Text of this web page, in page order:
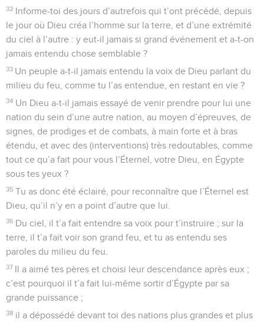
32 Informe-toi des jours d’autrefois qui t’ont précédé, depuis
le jour où Dieu créa l’homme sur la terre, et d’une extrémité
du ciel à l’autre : y eut-il jamais si grand événement et a-t-on
jamais entendu chose semblable ?
33 Un peuple a-t-il jamais entendu la voix de Dieu parlant du
milieu du feu, comme tu l’as entendue, en restant en vie ?
34 Un Dieu a-t-il jamais essayé de venir prendre pour lui une
nation du sein d’une autre nation, au moyen d’épreuves, de
signes, de prodiges et de combats, à main forte et à bras
étendu, et avec des (interventions) très redoutables, comme
tout ce qu’a fait pour vous l’Éternel, votre Dieu, en Égypte
sous tes yeux ?
35 Tu as donc été éclairé, pour reconnaître que l’Éternel est
Dieu, qu’il n’y en a point d’autre que lui.
36 Du ciel, il t’a fait entendre sa voix pour t’instruire ; sur la
terre, il t’a fait voir son grand feu, et tu as entendu ses
paroles du milieu du feu.
37 Il a aimé tes pères et choisi leur descendance après eux ;
c’est pourquoi il t’a fait lui-même sortir d’Égypte par sa
grande puissance ;
38 il a dépossédé devant toi des nations plus grandes et plus